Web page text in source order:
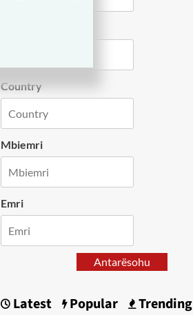
Country
Mbiemri
Emri
Antarësohu
Latest Popular Trending